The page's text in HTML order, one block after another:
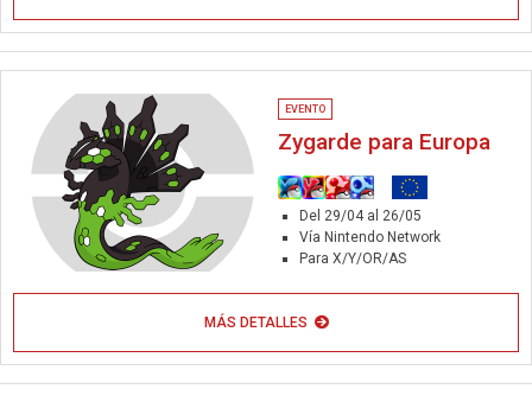
EVENTO
Zygarde para Europa
Del 29/04 al 26/05
Vía Nintendo Network
Para X/Y/OR/AS
MÁS DETALLES